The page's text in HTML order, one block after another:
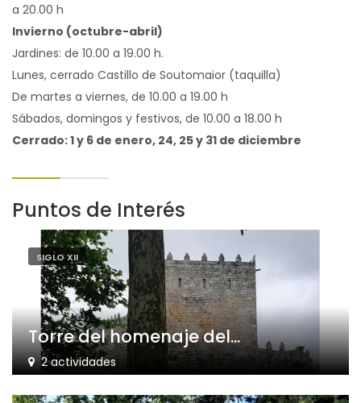
a 20.00 h
Invierno (octubre-abril)
Jardines: de 10.00 a 19.00 h.
Lunes, cerrado Castillo de Soutomaior (taquilla)
De martes a viernes, de 10.00 a 19.00 h
Sábados, domingos y festivos, de 10.00 a 18.00 h
Cerrado: 1 y 6 de enero, 24, 25 y 31 de diciembre
Puntos de Interés
SIGLO XII
Torre del homenaje del...
2 actividades